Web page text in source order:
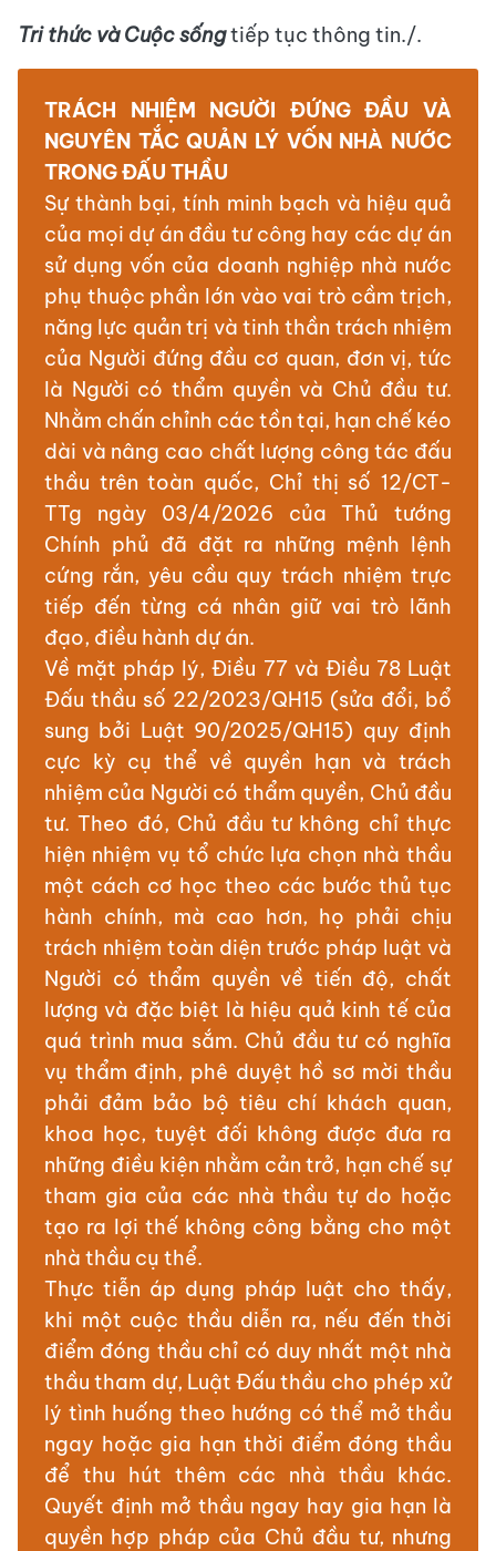
Tri thức và Cuộc sốngtiếp tục thông tin./.
TRÁCH NHIỆM NGƯỜI ĐỨNG ĐẦU VÀ
NGUYÊN TẮC QUẢN LÝ VỐN NHÀ NƯỚC
TRONG ĐẤU THẦU
Sự thành bại, tính minh bạch và hiệu quả
của mọi dự án đầu tư công hay các dự án
sử dụng vốn của doanh nghiệp nhà nước
phụ thuộc phần lớn vào vai trò cầm trịch,
năng lực quản trị và tinh thần trách nhiệm
của Người đứng đầu cơ quan, đơn vị, tức
là Người có thẩm quyền và Chủ đầu tư.
Nhằm chấn chỉnh các tồn tại, hạn chế kéo
dài và nâng cao chất lượng công tác đấu
thầu trên toàn quốc, Chỉ thị số 12/CT-
TTg ngày 03/4/2026 của Thủ tướng
Chính phủ đã đặt ra những mệnh lệnh
cứng rắn, yêu cầu quy trách nhiệm trực
tiếp đến từng cá nhân giữ vai trò lãnh
đạo, điều hành dự án.
Về mặt pháp lý, Điều 77 và Điều 78 Luật
Đấu thầu số 22/2023/QH15 (sửa đổi, bổ
sung bởi Luật 90/2025/QH15) quy định
cực kỳ cụ thể về quyền hạn và trách
nhiệm của Người có thẩm quyền, Chủ đầu
tư. Theo đó, Chủ đầu tư không chỉ thực
hiện nhiệm vụ tổ chức lựa chọn nhà thầu
một cách cơ học theo các bước thủ tục
hành chính, mà cao hơn, họ phải chịu
trách nhiệm toàn diện trước pháp luật và
Người có thẩm quyền về tiến độ, chất
lượng và đặc biệt là hiệu quả kinh tế của
quá trình mua sắm. Chủ đầu tư có nghĩa
vụ thẩm định, phê duyệt hồ sơ mời thầu
phải đảm bảo bộ tiêu chí khách quan,
khoa học, tuyệt đối không được đưa ra
những điều kiện nhằm cản trở, hạn chế sự
tham gia của các nhà thầu tự do hoặc
tạo ra lợi thế không công bằng cho một
nhà thầu cụ thể.
Thực tiễn áp dụng pháp luật cho thấy,
khi một cuộc thầu diễn ra, nếu đến thời
điểm đóng thầu chỉ có duy nhất một nhà
thầu tham dự, Luật Đấu thầu cho phép xử
lý tình huống theo hướng có thể mở thầu
ngay hoặc gia hạn thời điểm đóng thầu
để thu hút thêm các nhà thầu khác.
Quyết định mở thầu ngay hay gia hạn là
quyền hợp pháp của Chủ đầu tư, nhưng